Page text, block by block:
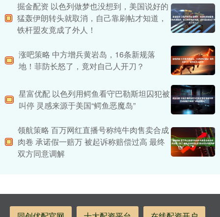
掘金配资 以色列做梦也没想到，美国说好的
猛轰伊朗转头就取消，自己靠刷帖才知道，
铁杆盟友竟成了外人！
涨吧策略 中方增兵黄岩岛，16条新规落
地！菲防长怒了，竟对自己人开刀？
星富优配 以色列用鳄鱼看守巴勒斯坦囚犯被
叫停 灵感来源于美国“鳄鱼恶魔岛”
领航策略 百万网红直播号称纯牛肉售卖合成
肉卷 承诺假一赔万 被起诉称赔偿过高 最终
双方同意调解